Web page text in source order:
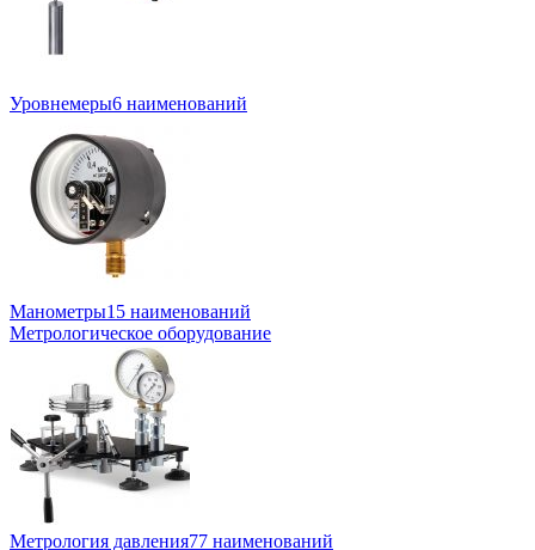
Уровнемеры6 наименований
Манометры15 наименований
Метрологическое оборудование
Метрология давления77 наименований